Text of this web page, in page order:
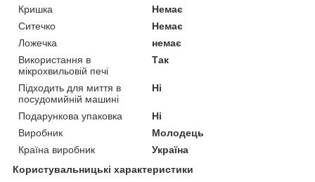
Кришка
Немає
Ситечко
Немає
Ложечка
немає
Використання в
мікрохвильовій печі
Так
Підходить для миття в
посудомийній машині
Ні
Подарункова упаковка
Ні
Виробник
Молодець
Країна виробник
Україна
Користувальницькі характеристики